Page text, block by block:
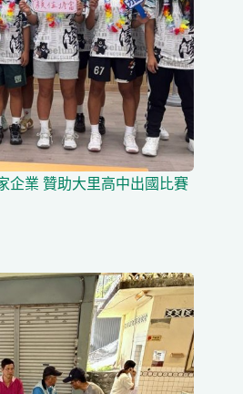
企業 贊助大里高中出國比賽